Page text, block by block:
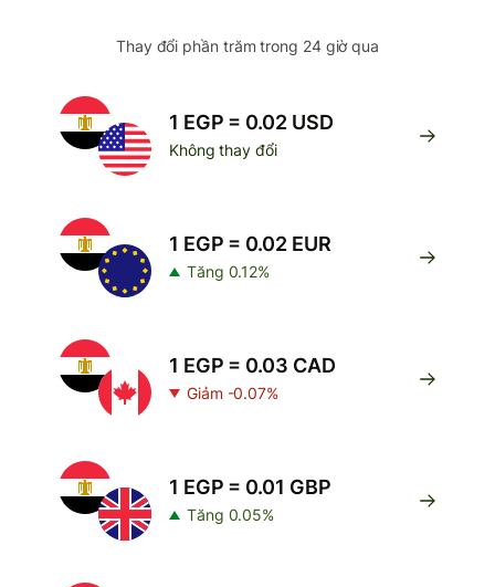
Thay đổi phần trăm trong 24 giờ qua
1 EGP = 0.02 USD
Không thay đổi
1 EGP = 0.02 EUR
Tăng 0.12%
1 EGP = 0.03 CAD
Giảm -0.07%
1 EGP = 0.01 GBP
Tăng 0.05%